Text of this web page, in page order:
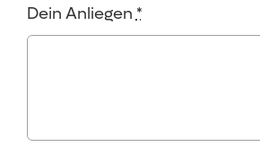
Dein Anliegen*